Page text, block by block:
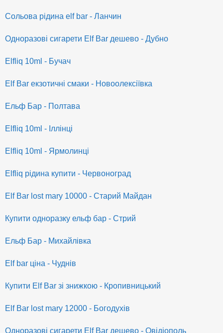
Сольова рідина elf bar - Ланчин
Одноразові сигарети Elf Bar дешево - Дубно
Elfliq 10ml - Бучач
Elf Bar екзотичні смаки - Новоолексіївка
Ельф Бар - Полтава
Elfliq 10ml - Іллінці
Elfliq 10ml - Ярмолинці
Elfliq рідина купити - Червоноград
Elf Bar lost mary 10000 - Старий Майдан
Купити одноразку ельф бар - Стрий
Ельф Бар - Михайлівка
Elf bar ціна - Чуднів
Купити Elf Bar зі знижкою - Кропивницький
Elf Bar lost mary 12000 - Богодухів
Одноразові сигарети Elf Bar дешево - Овідіополь